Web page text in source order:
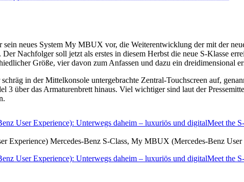
neues System My MBUX vor, die Weiterentwicklung der mit der
Nachfolger soll jetzt als erstes in diesem Herbst die neue S-Klasse
Größe, vier davon zum Anfassen und dazu ein dreidimensional
in der Mittelkonsole untergebrachte Zentral-Touchscreen auf,
über das Armaturenbrett hinaus. Viel wichtiger sind laut der
Experience) Mercedes-Benz S-Class, My MBUX (Mercedes-Benz User